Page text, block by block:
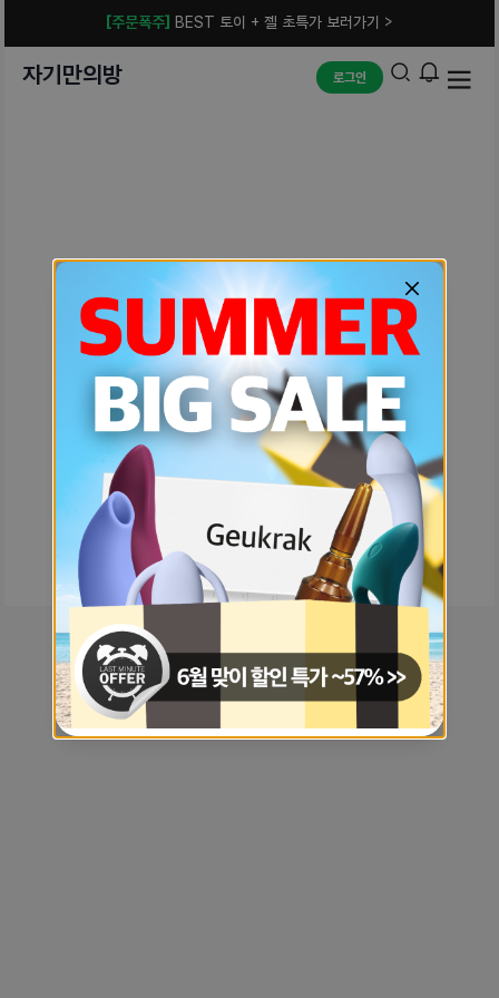
[주문폭주] BEST 토이 + 젤 초특가 보러가기 >
자기만의방 로그인
예상치 못한 에러입니다.